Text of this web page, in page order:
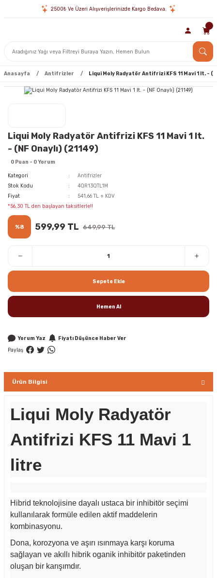
2500₺ Ve Üzeri Alışverişlerinizde Kargo Bedava.
Anasayfa Antifrizler Liqui Moly Radyatör Antifrizi KFS 11 Mavi 1 lt. -
Liqui Moly Radyatör Antifrizi KFS 11 Mavi 1 lt.
- (NF Onaylı) (21149)
0 Puan - 0 Yorum
Kategori
Antifrizler
Stok Kodu
4QR13QTL1M
Fiyat
541,66 TL + KDV
*56,30 TL den başlayan taksitlerle!!
%8 599,99 TL 649,99 TL
Sepete Ekle
Hemen Al
Yorum Yaz
Fiyatı Düşünce Haber Ver
Paylaş
Ürün Bilgisi
Liqui Moly Radyatör
Antifrizi KFS 11 Mavi 1
litre
Hibrid teknolojisine dayalı ustaca bir inhibitör seçimi
kullanılarak formüle edilen aktif maddelerin
kombinasyonu.
Dona, korozyona ve aşırı ısınmaya karşı koruma
sağlayan ve akıllı hibrik oganik inhibitör paketinden
oluşan bir karışımdır.